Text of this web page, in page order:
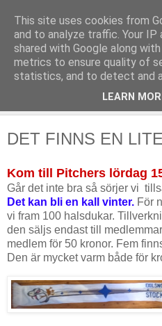
DET FINNS EN
Kom till Pitchers lördag
Går det inte bra så sörjer vi
Det kan bli en kall vinter. För
vi fram 100 halsdukar.
den säljs endast till
medlem för 50 kronor. Fem
Den är mycket varm både för
This site uses cookies from
and to analyze traffic. Your IP
shared with Google along
metrics to ensure quality of
statistics, and to detect and
LEARN